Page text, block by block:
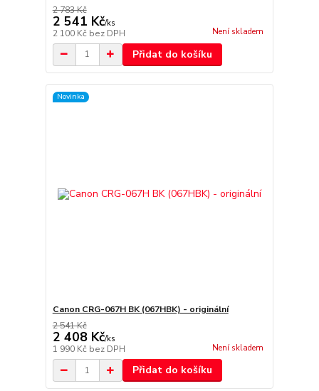
2 783 Kč
2 541 Kč/ks
2 100 Kč bez DPH Není skladem
Přidat do košíku
Novinka
Canon CRG-067H BK (067HBK) - originální
2 541 Kč
2 408 Kč/ks
1 990 Kč bez DPH Není skladem
Přidat do košíku